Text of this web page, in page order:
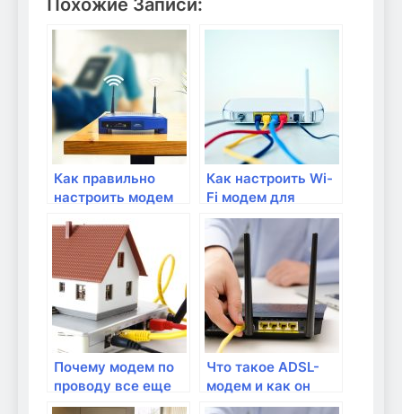
Как правильно
настроить модем
через сетевой
кабель?
Как настроить Wi-
Fi модем для
быстрого и
надежного
подключения?
Почему модем по
проводу все еще
актуален?
Что такое ADSL-
модем и как он
работает?